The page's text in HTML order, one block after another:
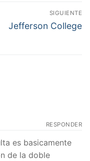
SIGUIENTE
Entrada
Jefferson College
RESPONDER
es basicamente
de la doble